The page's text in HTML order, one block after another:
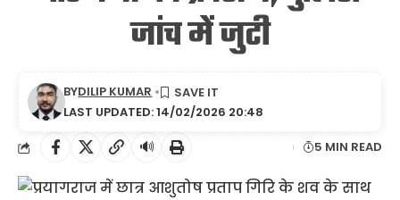
जांच में जुटी
LAST UPDATED: 14/02/2026 20:48
BYDILIP KUMAR
🔊 5 MIN READ